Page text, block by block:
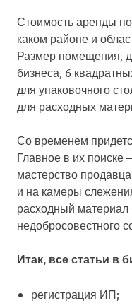
Стоимость аренды
каком районе и
Размер помещения,
бизнеса, 6
для упаковочного
для расходных
Со временем
Главное в их поиске
мастерство
и на камеры
расходный материал
недобросовестного
Итак, все статьи в
регистрация ИП;